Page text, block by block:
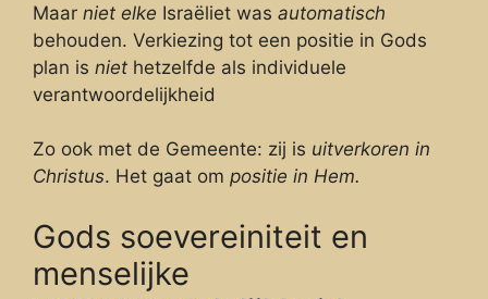
Maar niet elke Israëliet was automatisch
behouden. Verkiezing tot een positie in Gods
plan is niet hetzelfde als individuele
verantwoordelijkheid
Zo ook met de Gemeente: zij is uitverkoren in
Christus. Het gaat om positie in Hem.
Gods soevereiniteit en
menselijke